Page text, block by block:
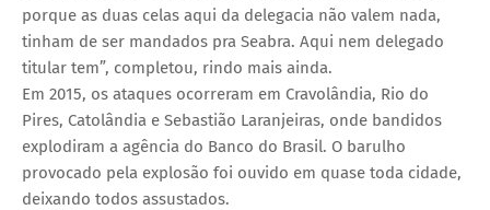
porque as duas celas aqui da delegacia não valem nada,
tinham de ser mandados pra Seabra. Aqui nem delegado
titular tem”, completou, rindo mais ainda.
Em 2015, os ataques ocorreram em Cravolândia, Rio do
Pires, Catolândia e Sebastião Laranjeiras, onde bandidos
explodiram a agência do Banco do Brasil. O barulho
provocado pela explosão foi ouvido em quase toda cidade,
deixando todos assustados.